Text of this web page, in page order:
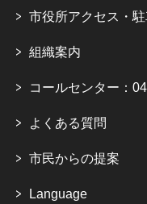
市役所アクセス・
組織案内
コールセンター：
よくある質問
市民からの提案
Language